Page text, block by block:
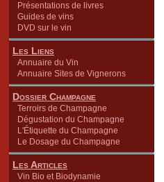
Présentations de livres
Guides de vins
DVD sur le vin
Les Liens
Annuaire du Vin
Annuaire Sites de Vignerons
Dossier Champagne
Terroirs de Champagne
Dégustation du Champagne
L'Étiquette du Champagne
Le Dosage du Champagne
Les Articles
Vin Bio et Biodynamie